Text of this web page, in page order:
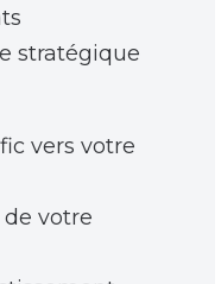
stratégique
vers votre
votre